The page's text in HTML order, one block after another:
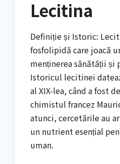
Lecitina
Definiție și Istoric:
fosfolipidă care joacă
menținerea sănătății și
Istoricul lecitinei
al XIX-lea, când a fost
chimistul francez
atunci, cercetările au
un nutrient esențial
uman.